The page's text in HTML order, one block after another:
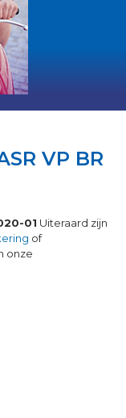
VP BR
01 Uiteraard zijn
of
onze